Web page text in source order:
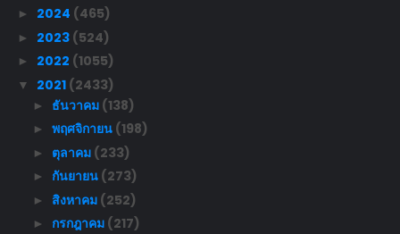
► 2024 (465)
► 2023 (524)
► 2022 (1055)
▼ 2021 (2433)
► ธันวาคม (138)
► พฤศจิกายน (198)
► ตุลาคม (233)
► กันยายน (273)
► สิงหาคม (252)
► กรกฎาคม (217)